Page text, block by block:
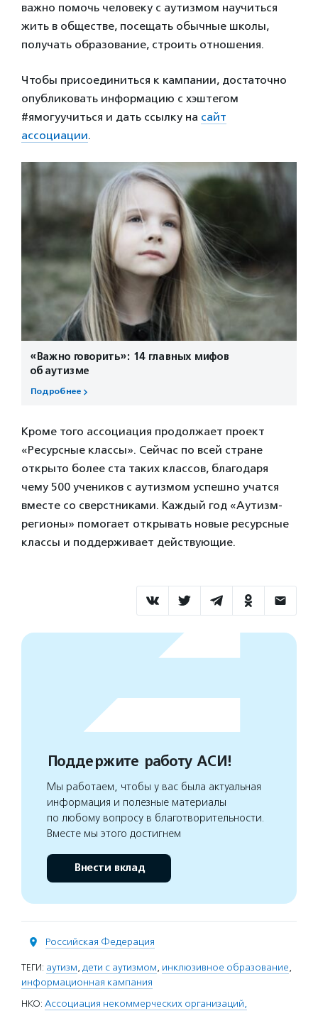
важно помочь человеку с аутизмом научиться
жить в обществе, посещать обычные школы,
получать образование, строить отношения.
Чтобы присоединиться к кампании, достаточно
опубликовать информацию с хэштегом
#ямогуучиться и дать ссылку на сайт
ассоциации.
«Важно говорить»: 14 главных мифов
об аутизме
Подробнее
Кроме того ассоциация продолжает проект
«Ресурсные классы». Сейчас по всей стране
открыто более ста таких классов, благодаря
чему 500 учеников с аутизмом успешно учатся
вместе со сверстниками. Каждый год «Аутизм-
регионы» помогает открывать новые ресурсные
классы и поддерживает действующие.
Поддержите работу АСИ!
Мы работаем, чтобы у вас была актуальная
информация и полезные материалы
по любому вопросу в благотворительности.
Вместе мы этого достигнем
Внести вклад
Российская Федерация
ТЕГИ: аутизм, дети с аутизмом, инклюзивное образование,
информационная кампания
НКО: Ассоциация некоммерческих организаций,